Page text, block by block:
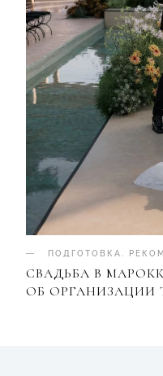
ПОДГОТОВКА.
СВАДЬБА В
ОБ ОРГАНИЗАЦИИ